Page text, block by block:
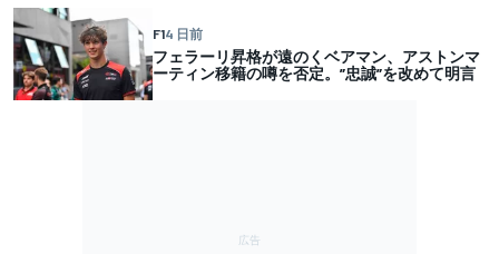
F14 日前
フェラーリ昇格が遠のくベアマン、アストンマ
ーティン移籍の噂を否定。”忠誠”を改めて明言